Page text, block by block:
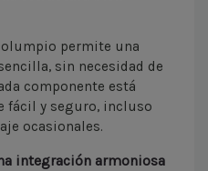
permite una
sin necesidad de
componente está
fácil y seguro, incluso
ocasionales.
integración armoniosa